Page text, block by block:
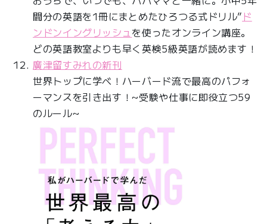
間分の英語を1冊にまとめたひろつる式ドリル” ド
ンドンイングリッシュを使ったオンライン講座。
どの英語教室よりも早く英検5級英語が読めます！
廣津留すみれの新刊
世界トップに学べ！ハーバード流で最高のパフォ
ーマンスを引き出す！~受験や仕事に即役立つ59
のルール~